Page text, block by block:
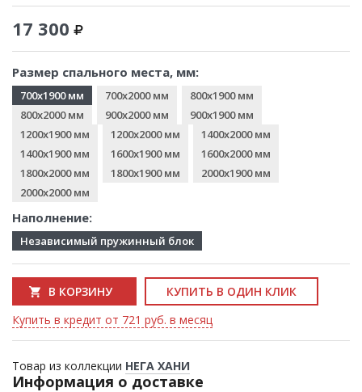
17 300
Размер спального места, мм:
700x1900 мм 700x2000 мм
800x1900 мм
800x2000 мм
900x2000 мм
900x1900 мм
1200x1900 мм
1200x2000 мм
1400x2000 мм
1400x1900 мм
1600x1900 мм
1600x2000 мм
1800x2000 мм
1800x1900 мм
2000x1900 мм
2000x2000 мм
Наполнение:
Независимый пружинный блок
В КОРЗИНУ
КУПИТЬ В ОДИН КЛИК
Купить в кредит от 721 руб. в месяц
Товар из коллекции НЕГА ХАНИ
Информация о доставке